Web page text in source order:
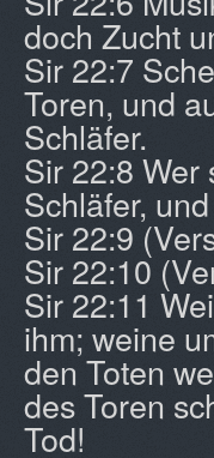
doch Zucht
Sir 22:7
Toren, und
Schläfer.
Sir 22:8 Wer
Schläfer,
Sir 22:9
Sir 22:10
Sir 22:11
ihm; weine
den Toten
des Toren
Tod!